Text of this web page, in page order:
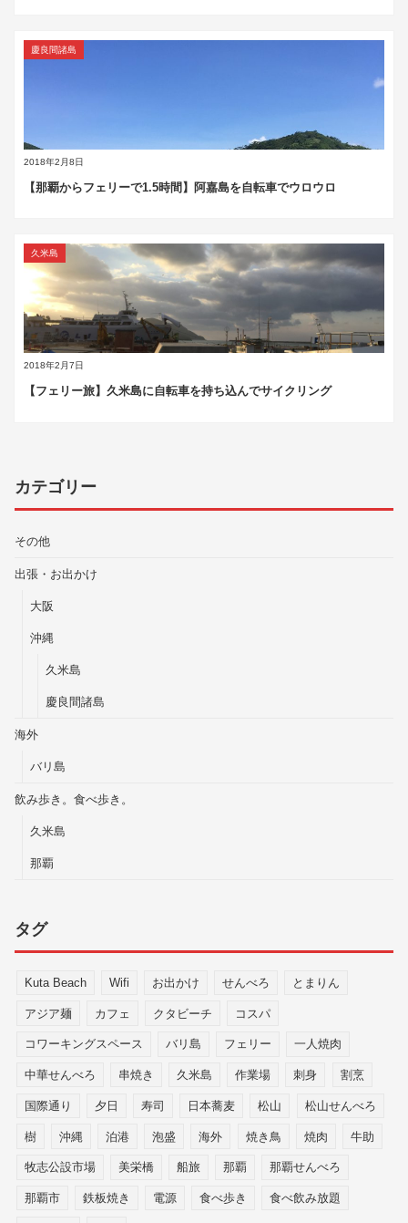
2018年2月8日
慶良間諸島
【那覇からフェリーで1.5時間】阿嘉島を自転車でウロウロ
2018年2月7日
久米島
【フェリー旅】久米島に自転車を持ち込んでサイクリング
カテゴリー
その他
出張・お出かけ
大阪
沖縄
久米島
慶良間諸島
海外
バリ島
飲み歩き。食べ歩き。
久米島
那覇
タグ
Kuta Beach Wifi お出かけ せんべろ とまりん
アジア麺 カフェ クタビーチ コスパ
コワーキングスペース バリ島 フェリー 一人焼肉
中華せんべろ 串焼き 久米島 作業場 刺身 割烹
国際通り 夕日 寿司 日本蕎麦 松山 松山せんべろ
樹 沖縄 泊港 泡盛 海外 焼き鳥 焼肉 牛助
牧志公設市場 美栄橋 船旅 那覇 那覇せんべろ
那覇市 鉄板焼き 電源 食べ歩き 食べ飲み放題